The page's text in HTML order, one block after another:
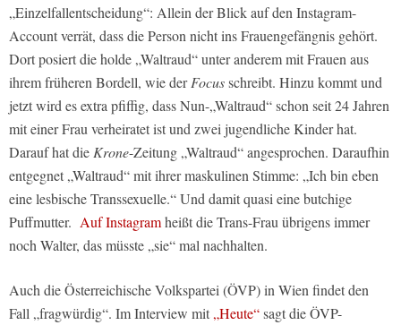
„Einzelfallentscheidung“: Allein der Blick auf den Instagram-
Account verrät, dass die Person nicht ins Frauengefängnis gehört.
Dort posiert die holde „Waltraud“ unter anderem mit Frauen aus
ihrem früheren Bordell, wie derFocusschreibt. Hinzu kommt und
jetzt wird es extra pfiffig, dass Nun-„Waltraud“ schon seit 24 Jahren
mit einer Frau verheiratet ist und zwei jugendliche Kinder hat.
Darauf hat die Krone-Zeitung „Waltraud“ angesprochen. Daraufhin
entgegnet „Waltraud“ mit ihrer maskulinen Stimme: „Ich bin eben
eine lesbische Transsexuelle.“ Und damit quasi eine butchige
Puffmutter. Auf Instagramheißt die Trans-Frau übrigens immer
noch Walter, das müsste „sie“ mal nachhalten.
Auch die Österreichische Volkspartei (ÖVP) in Wien findet den
Fall „fragwürdig“. Im Interview mit „Heute“sagt die ÖVP-